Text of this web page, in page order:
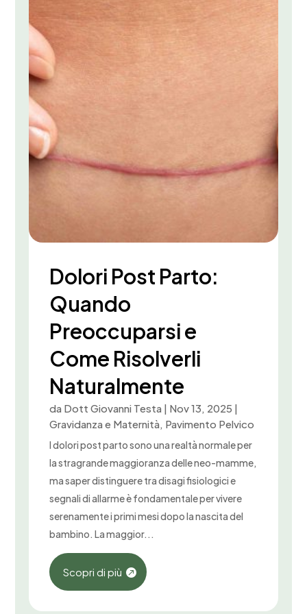
Dolori Post Parto:
Quando
Preoccuparsi e
Come Risolverli
Naturalmente
da Dott Giovanni Testa | Nov 13, 2025 |
Gravidanza e Maternità, Pavimento Pelvico
I dolori post parto sono una realtà normale per
la stragrande maggioranza delle neo-mamme,
ma saper distinguere tra disagi fisiologici e
segnali di allarme è fondamentale per vivere
serenamente i primi mesi dopo la nascita del
bambino. La maggior...
Scopri di più